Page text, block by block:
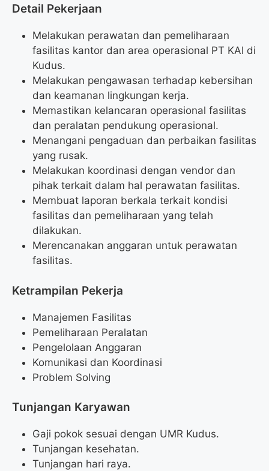
Detail Pekerjaan
Melakukan perawatan dan pemeliharaan
fasilitas kantor dan area operasional PT KAI di
Kudus.
Melakukan pengawasan terhadap kebersihan
dan keamanan lingkungan kerja.
Memastikan kelancaran operasional fasilitas
dan peralatan pendukung operasional.
Menangani pengaduan dan perbaikan fasilitas
yang rusak.
Melakukan koordinasi dengan vendor dan
pihak terkait dalam hal perawatan fasilitas.
Membuat laporan berkala terkait kondisi
fasilitas dan pemeliharaan yang telah
dilakukan.
Merencanakan anggaran untuk perawatan
fasilitas.
Ketrampilan Pekerja
Manajemen Fasilitas
Pemeliharaan Peralatan
Pengelolaan Anggaran
Komunikasi dan Koordinasi
Problem Solving
Tunjangan Karyawan
Gaji pokok sesuai dengan UMR Kudus.
Tunjangan kesehatan.
Tunjangan hari raya.